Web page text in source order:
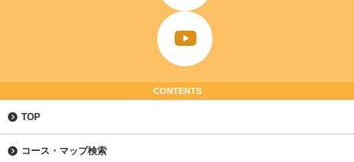
CONTENTS
TOP
コース・マップ検索